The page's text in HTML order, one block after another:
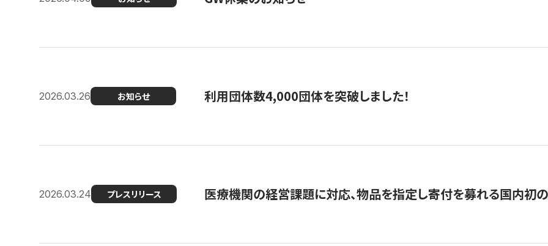
2026.03.26 お知らせ 利用団体数4,000団体を突破しました！
2026.03.24 プレスリリース 医療機関の経営課題に対応、物品を指定し寄付を募れる国内初の